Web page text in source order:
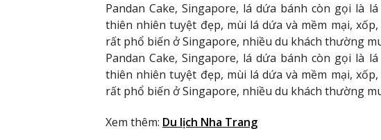
Pandan Cake, Singapore, lá dứa bánh còn gọi là
thiên nhiên tuyệt đẹp, mùi lá dứa và mềm mại,
rất phổ biến ở Singapore, nhiều du khách thường
Pandan Cake, Singapore, lá dứa bánh còn gọi là
thiên nhiên tuyệt đẹp, mùi lá dứa và mềm mại,
rất phổ biến ở Singapore, nhiều du khách thường
Xem thêm: Du lịch Nha Trang